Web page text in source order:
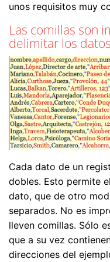
unos requisitos muy
Las comillas son
delimitar los datos
Cada dato de un
dobles. Esto permite
dato, que de otro
separados. No es
lleven comillas. Sólo
que a su vez
direcciones del